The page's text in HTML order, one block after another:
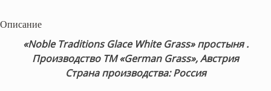
Описание
«Noble Traditions Glace White Grass» простыня .
Производство ТМ «German Grass», Австрия
Страна производства: Россия